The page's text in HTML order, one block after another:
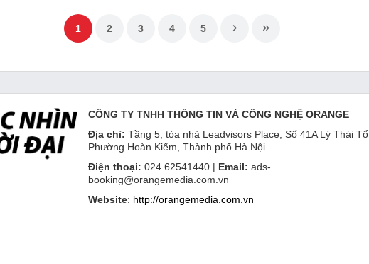
1 2 3 4 5
CÔNG TY TNHH THÔNG TIN VÀ CÔNG NGHỆ ORANGE
Địa chỉ: Tầng 5, tòa nhà Leadvisors Place, Số 41A Lý Thái Tổ,
Phường Hoàn Kiếm, Thành phố Hà Nội
Điện thoại: 024.62541440 | Email: ads-
booking@orangemedia.com.vn
Website: http://orangemedia.com.vn